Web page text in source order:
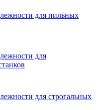
для пильных
для
для строгальных